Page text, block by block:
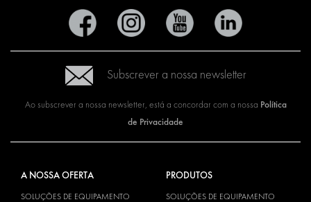
Subscrever a nossa newsletter
Ao subscrever a nossa newsletter, está a concordar com a nossa Política
de Privacidade
A NOSSA OFERTA
SOLUÇÕES DE EQUIPAMENTO
PRODUTOS
SOLUÇÕES DE EQUIPAMENTO